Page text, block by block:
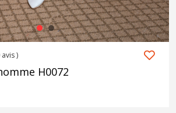
1 2
avis )
H0072